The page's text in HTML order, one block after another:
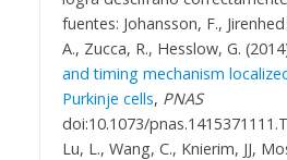
fuentes: Johansson, F.,
A., Zucca, R., Hesslow, G.
and timing mechanism
Purkinje cells, PNAS
doi:10.1073/pnas.1415371111.
Lu, L., Wang, C., Knierim, JJ,